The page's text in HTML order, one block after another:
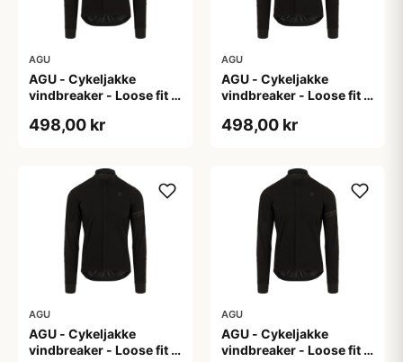
AGU
AGU - Cykeljakke
vindbreaker - Loose fit -
498,00 kr
AGU
AGU - Cykeljakke
vindbreaker - Loose fit -
498,00 kr
AGU
AGU - Cykeljakke
vindbreaker - Loose fit -
AGU
AGU - Cykeljakke
vindbreaker - Loose fit -